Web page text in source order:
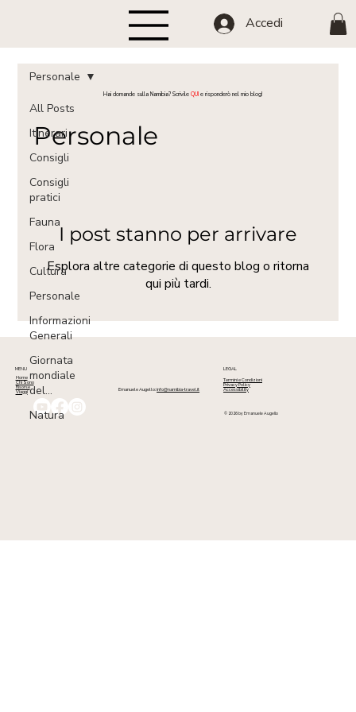
Accedi
All Posts
Itinerari
Consigli
Consigli
pratici
Fauna
Flora
Cultura
Personale
Informazioni
Generali
Giornata
mondiale
del...
Natura
Personale
Personale
I post stanno per arrivare
Esplora altre categorie di questo blog o ritorna
qui più tardi.
Hai domande sulla Namibia? ScrivileQUI e risponderò nel mio blog!
MENU
Home
Chi Sono
Risorse
Viaggi
LEGAL
Termini e Condizioni
Privacy Policy
Accessibility
© 2026 by Emanuele Augello
Emanuele Augello:info@namibia-travel.it